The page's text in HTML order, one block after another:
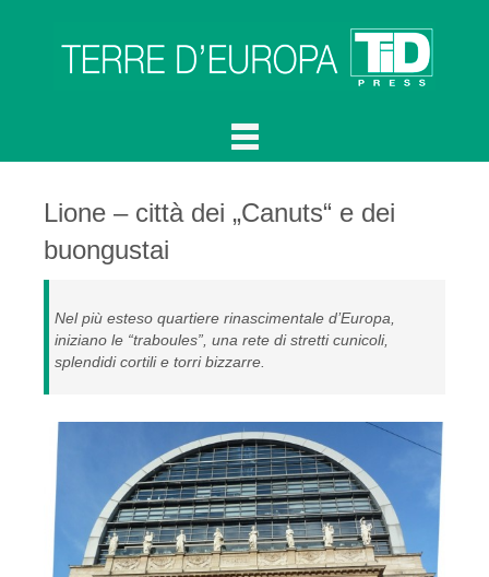
Lione – città dei „Canuts“ e dei
buongustai
Nel più esteso quartiere rinascimentale d’Europa,
iniziano le “traboules”, una rete di stretti cunicoli,
splendidi cortili e torri bizzarre.